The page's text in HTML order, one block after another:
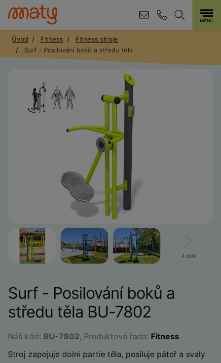
Úvod Fitness
Fitness stroje
Surf - Posilování boků a středu těla
4 další
Surf - Posilování boků a
středu těla BU-7802
Náš kód: BU-7802, Produktová řada: Fitness
Stroj zapojuje dolní partie těla, posiluje páteř a svaly